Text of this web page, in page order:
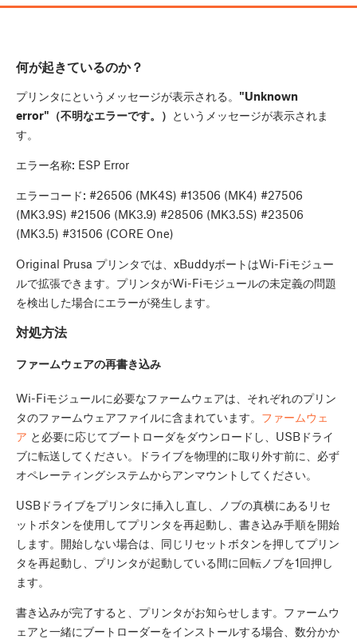
何が起きているのか？
プリンタにというメッセージが表示される。 "Unknown
error"（不明なエラーです。） というメッセージが表示されま
す。
エラー名称: ESP Error
エラーコード: #26506 (MK4S) #13506 (MK4) #27506
(MK3.9S) #21506 (MK3.9) #28506 (MK3.5S) #23506
(MK3.5) #31506 (CORE One)
Original Prusa プリンタでは、xBuddyボートはWi-Fiモジュー
ルで拡張できます。プリンタがWi-Fiモジュールの未定義の問題
を検出した場合にエラーが発生します。
対処方法
ファームウェアの再書き込み
Wi-Fiモジュールに必要なファームウェアは、それぞれのプリン
タのファームウェアファイルに含まれています。 ファームウェ
ア と必要に応じてブートローダをダウンロードし、USBドライ
ブに転送してください。ドライブを物理的に取り外す前に、必ず
オペレーティングシステムからアンマウントしてください。
USBドライブをプリンタに挿入し直し、ノブの真横にあるリセ
ットボタンを使用してプリンタを再起動し、書き込み手順を開始
します。開始しない場合は、同じリセットボタンを押してプリン
タを再起動し、プリンタが起動している間に回転ノブを1回押し
ます。
書き込みが完了すると、プリンタがお知らせします。ファームウ
ェアと一緒にブートローダーをインストールする場合、数分かか